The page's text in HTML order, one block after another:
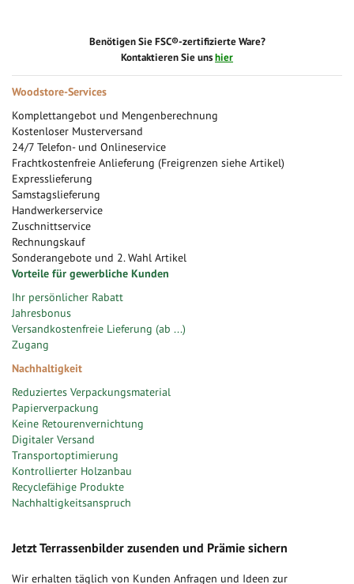
Benötigen Sie FSC®-zertifizierte Ware?
Kontaktieren Sie unshier
Woodstore-Services
Komplettangebot und Mengenberechnung
Kostenloser Musterversand
24/7 Telefon- und Onlineservice
Frachtkostenfreie Anlieferung (Freigrenzen siehe Artikel)
Expresslieferung
Samstagslieferung
Handwerkerservice
Zuschnittservice
Rechnungskauf
Sonderangebote und 2. Wahl Artikel
Vorteile für gewerbliche Kunden
Ihr persönlicher Rabatt
Jahresbonus
Versandkostenfreie Lieferung (ab ...)
Zugang
Nachhaltigkeit
Reduziertes Verpackungsmaterial
Papierverpackung
Keine Retourenvernichtung
Digitaler Versand
Transportoptimierung
Kontrollierter Holzanbau
Recyclefähige Produkte
Nachhaltigkeitsanspruch
Jetzt Terrassenbilder zusenden und Prämie sichern
Wir erhalten täglich von Kunden Anfragen und Ideen zur